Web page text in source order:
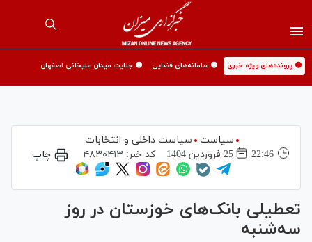
🟡 پرونده‌های ویژه خبری 🟡 سامانه‌های قضایی 🟡 جنایت میدان علیخانی اصفهان
سیاست
سیاست داخلی و انتخابات
22:46
25 فروردين 1404 کد خبر: ۴۸۳۰۴۱۳ چاپ
تعطیلی بانک‌های خوزستان در روز
سه‌شنبه